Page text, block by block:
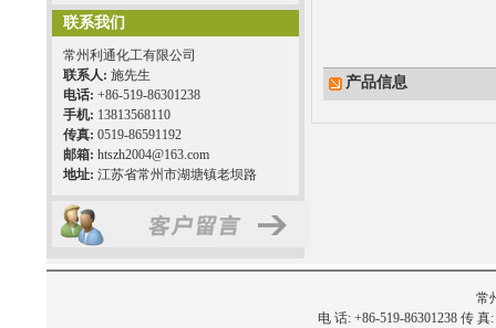
联系我们
常州利通化工有限公司
联系人: 施先生
电话: +86-519-86301238
手机: 13813568110
传真: 0519-86591192
邮箱: htszh2004@163.com
地址: 江苏省常州市湖塘镇老坝路
产品信息
常
电 话: +86-519-86301238 传 真